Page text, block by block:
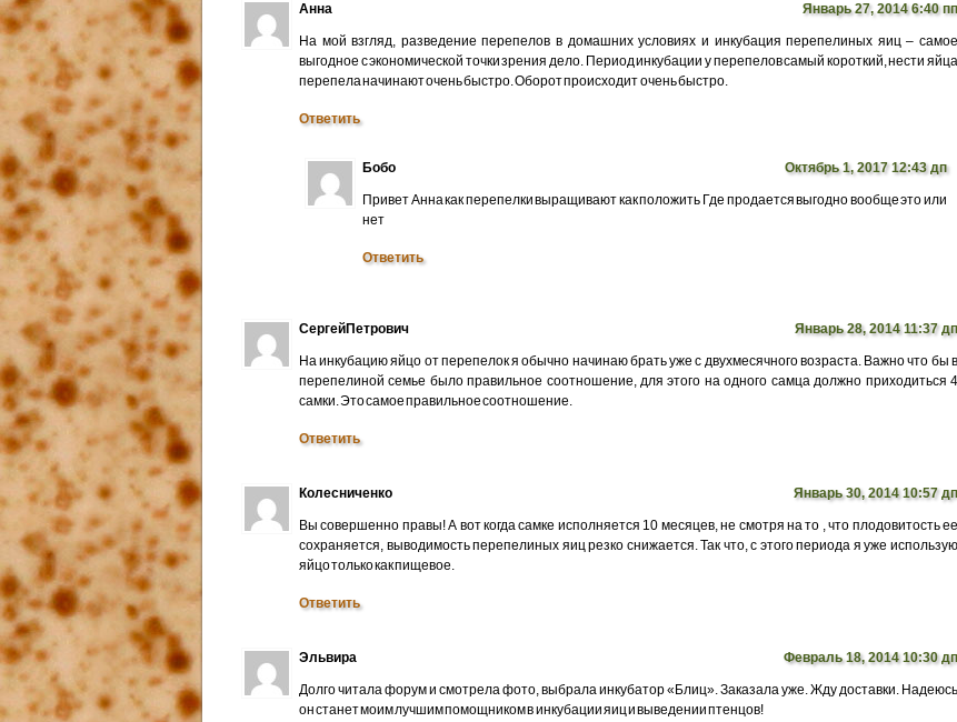
Анна Январь 27, 2014 6:40 пп
На мой взгляд, разведение перепелов в домашних условиях и инкубация перепелиных яиц – самое
выгодное с экономической точки зрения дело. Период инкубации у перепелов самый короткий, нести яйца
перепела начинают очень быстро. Оборот происходит очень быстро.
Ответить
Бобо Октябрь 1, 2017 12:43 дп
Привет Анна как перепелки выращивают как положить Где продается выгодно вообще это или
нет
Ответить
СергейПетрович Январь 28, 2014 11:37 дп
На инкубацию яйцо от перепелок я обычно начинаю брать уже с двухмесячного возраста. Важно что бы в
перепелиной семье было правильное соотношение, для этого на одного самца должно приходиться 4
самки. Это самое правильное соотношение.
Ответить
Колесниченко Январь 30, 2014 10:57 дп
Вы совершенно правы! А вот когда самке исполняется 10 месяцев, не смотря на то , что плодовитость ее
сохраняется, выводимость перепелиных яиц резко снижается. Так что, с этого периода я уже использую
яйцо только как пищевое.
Ответить
Эльвира Февраль 18, 2014 10:30 дп
Долго читала форум и смотрела фото, выбрала инкубатор «Блиц». Заказала уже. Жду доставки. Надеюсь
он станет моим лучшим помощником в инкубации яиц и выведении птенцов!